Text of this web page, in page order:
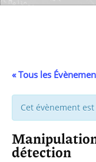
« Tous les
Cet évènement est
Manipulation
détection